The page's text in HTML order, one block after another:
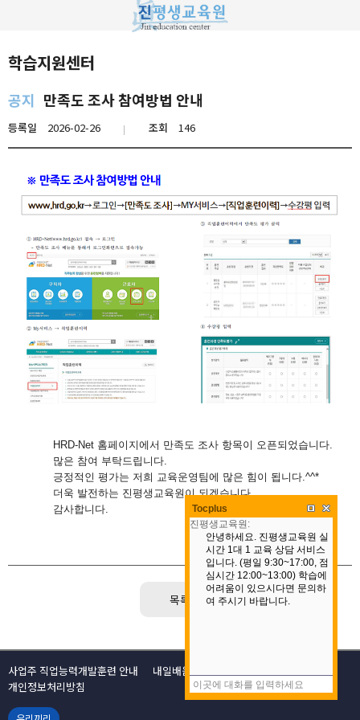
학습지원센터
공지 만족도 조사 참여방법 안내
등록일 2026-02-26 조회 146
HRD-Net 홈페이지에서 만족도 조사 항목이 오픈되었습니다.
많은 참여 부탁드립니다.
긍정적인 평가는 저희 교육운영​팀에 많은 힘이 됩니다.^^*
더욱 ​발전하는 진평생교육원이 되겠습니다.
감사합니다.
목록
사업주 직업능력개발훈련 안내 내일배움카드 안내
개인정보처리방침
Tocplus